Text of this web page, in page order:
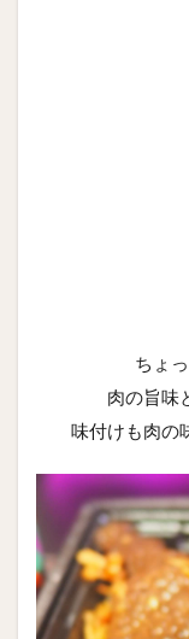
ちょ
肉の旨味
味付けも肉の